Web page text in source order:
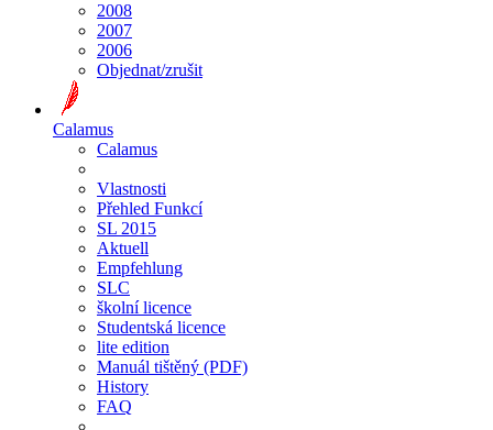
2008
2007
2006
Objednat/zrušit
Calamus
Calamus
Vlastnosti
Přehled Funkcí
SL 2015
Aktuell
Empfehlung
SLC
školní licence
Studentská licence
lite edition
Manuál tištěný (PDF)
History
FAQ